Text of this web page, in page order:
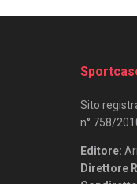
Sito
n° 758/
Editore:
Direttore